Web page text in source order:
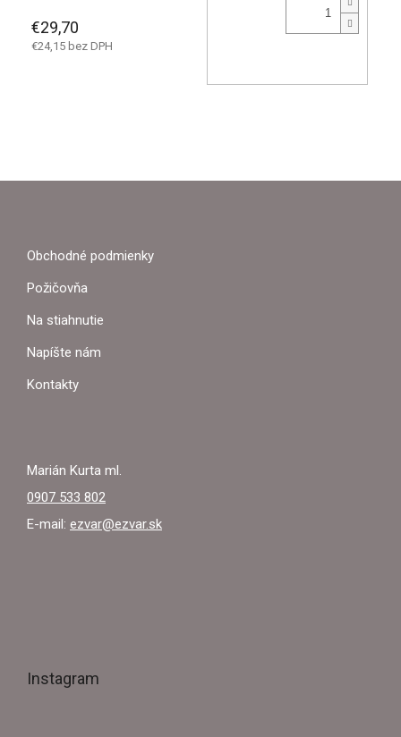
€29,70
€24,15 bez DPH
Z
Obchodné podmienky
Požičovňa
Na stiahnutie
Napíšte nám
Kontakty
Marián Kurta ml.
0907 533 802
E-mail: ezvar@ezvar.sk
Instagram